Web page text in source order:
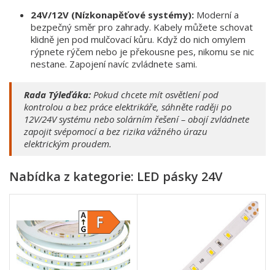
24V/12V (Nízkonapěťové systémy): Moderní a
bezpečný směr pro zahrady. Kabely můžete schovat
klidně jen pod mulčovací kůru. Když do nich omylem
rýpnete rýčem nebo je překousne pes, nikomu se nic
nestane. Zapojení navíc zvládnete sami.
Rada Týleďáka: Pokud chcete mít osvětlení pod
kontrolou a bez práce elektrikáře, sáhněte raději po
12V/24V systému nebo solárním řešení – obojí zvládnete
zapojit svépomocí a bez rizika vážného úrazu
elektrickým proudem.
Nabídka z kategorie: LED pásky 24V